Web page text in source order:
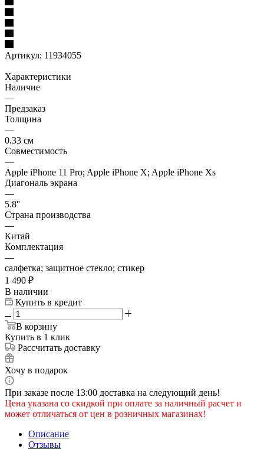
Артикул: 11934055
Характеристики
Наличие
—
Предзаказ
Толщина
—
0.33 см
Совместимость
—
Apple iPhone 11 Pro; Apple iPhone X; Apple iPhone Xs
Диагональ экрана
—
5.8''
Страна производства
—
Китай
Комплектация
—
салфетка; защитное стекло; стикер
1 490 ₽
В наличии
Купить в кредит
В корзину
Купить в 1 клик
Рассчитать доставку
Хочу в подарок
При заказе после 13:00 доставка на следующий день!
Цена указана со скидкой при оплате за наличный расчет и
может отличаться от цен в розничных магазинах!
Описание
Отзывы